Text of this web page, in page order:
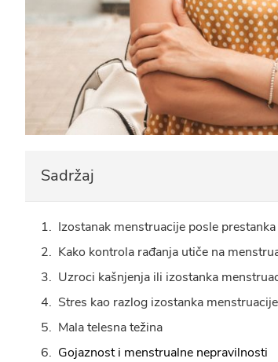
Sadržaj
Izostanak menstruacije posle
Kako kontrola rađanja utiče na
Uzroci kašnjenja ili izostanka
Stres kao razlog izostanka menstruacije
Mala telesna težina
Gojaznost i menstrualne nepravilnosti